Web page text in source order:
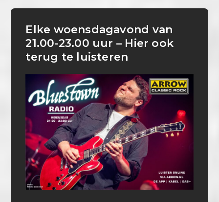
Elke woensdagavond van
21.00-23.00 uur – Hier ook
terug te luisteren